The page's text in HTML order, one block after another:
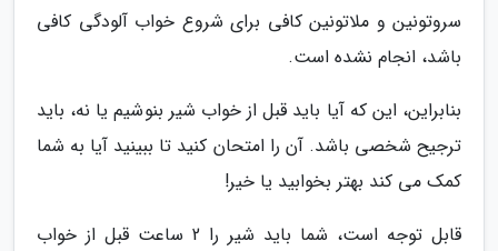
سروتونین و ملاتونین کافی برای شروع خواب آلودگی کافی
باشد، انجام نشده است.
بنابراین، این که آیا باید قبل از خواب شیر بنوشیم یا نه، باید
ترجیح شخصی باشد. آن را امتحان کنید تا ببینید آیا به شما
کمک می کند بهتر بخوابید یا خیر!
قابل توجه است، شما باید شیر را 2 ساعت قبل از خواب